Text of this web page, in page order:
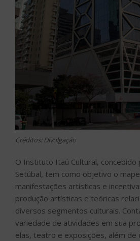
Créditos: Divulgação
O Instituto Itaú Cultural, concebido
Setúbal, tem como objetivo o
manifestações artísticas e
produção artísticas e teóricas
diversos segmentos culturais.
variedade de atividades em sua
elas, teatro e exposições, além de